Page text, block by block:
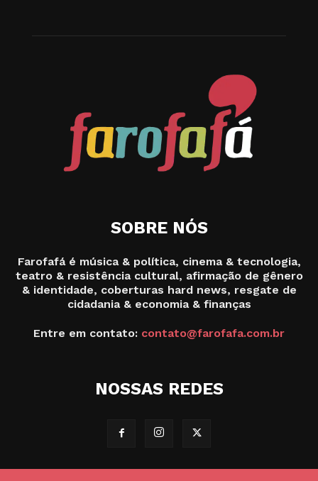
SOBRE NÓS
Farofafá é música & política, cinema & tecnologia,
teatro & resistência cultural, afirmação de gênero
& identidade, coberturas hard news, resgate de
cidadania & economia & finanças
Entre em contato: contato@farofafa.com.br
NOSSAS REDES